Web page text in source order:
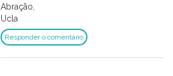
Abração,
Ucla
Responder o comentário